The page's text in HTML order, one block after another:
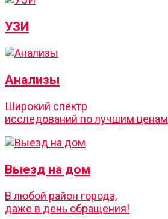
УЗИ
Анализы
Широкий спектр
исследований по лучшим ценам
Выезд на дом
В любой район города,
даже в день обращения!